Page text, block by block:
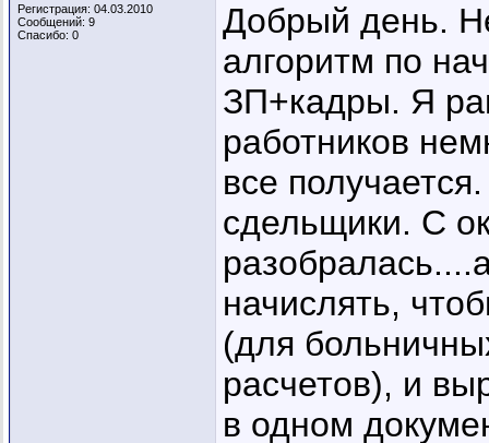
Регистрация: 04.03.2010
Сообщений: 9
Спасибо: 0
Добрый день.
алгоритм по
ЗП+кадры. Я
работников
все
сдельщики. С
начислять,
(для
расчетов), и
в одном